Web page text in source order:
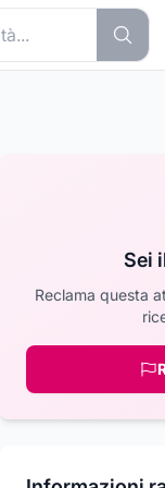
Sei
Reclama questa